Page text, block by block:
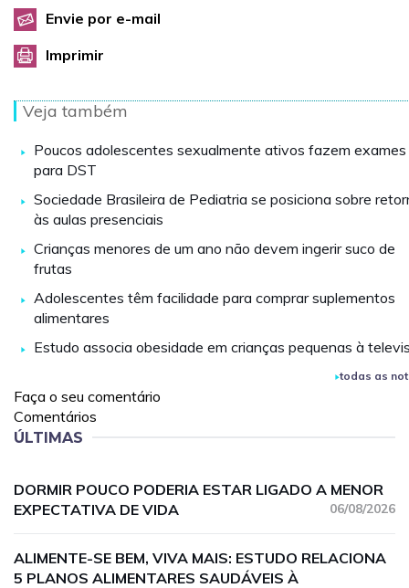
Envie por e-mail
Imprimir
Veja também
Poucos adolescentes sexualmente ativos fazem exames
para DST
Sociedade Brasileira de Pediatria se posiciona sobre
às aulas presenciais
Crianças menores de um ano não devem ingerir suco de
frutas
Adolescentes têm facilidade para comprar suplementos
alimentares
Estudo associa obesidade em crianças pequenas à
todas as
Faça o seu comentário
Comentários
ÚLTIMAS
DORMIR POUCO PODERIA ESTAR LIGADO A MENOR
EXPECTATIVA DE VIDA
06/08/2026
ALIMENTE-SE BEM, VIVA MAIS: ESTUDO RELACIONA
5 PLANOS ALIMENTARES SAUDÁVEIS À